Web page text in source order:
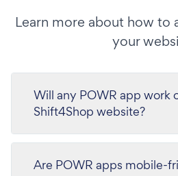
Learn more about how to
your
Will any POWR app work
Shift4Shop website?
Are POWR apps mobile-